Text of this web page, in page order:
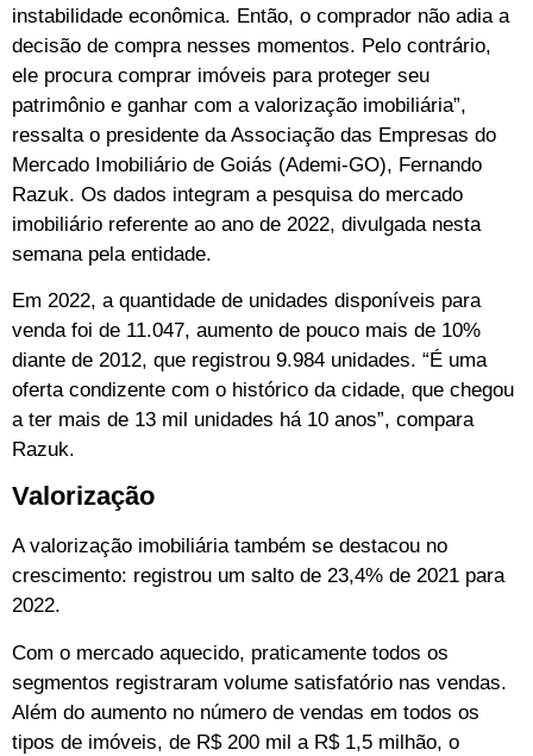
instabilidade econômica. Então, o comprador não adia a
decisão de compra nesses momentos. Pelo contrário,
ele procura comprar imóveis para proteger seu
patrimônio e ganhar com a valorização imobiliária”,
ressalta o presidente da Associação das Empresas do
Mercado Imobiliário de Goiás (Ademi-GO), Fernando
Razuk. Os dados integram a pesquisa do mercado
imobiliário referente ao ano de 2022, divulgada nesta
semana pela entidade.
Em 2022, a quantidade de unidades disponíveis para
venda foi de 11.047, aumento de pouco mais de 10%
diante de 2012, que registrou 9.984 unidades. “É uma
oferta condizente com o histórico da cidade, que chegou
a ter mais de 13 mil unidades há 10 anos”, compara
Razuk.
Valorização
A valorização imobiliária também se destacou no
crescimento: registrou um salto de 23,4% de 2021 para
2022.
Com o mercado aquecido, praticamente todos os
segmentos registraram volume satisfatório nas vendas.
Além do aumento no número de vendas em todos os
tipos de imóveis, de R$ 200 mil a R$ 1,5 milhão, o